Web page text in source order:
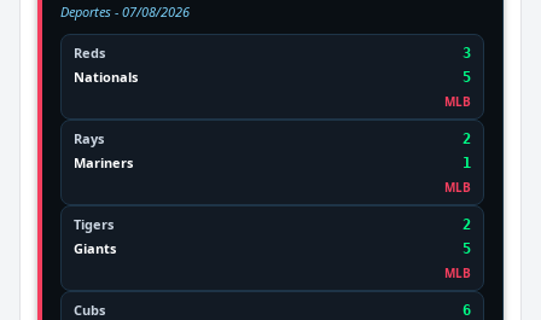
Deportes - 07/08/2026
Reds 3
Nationals
5
MLB
Rays 2
Mariners
1
MLB
Tigers 2
Giants
5
MLB
Cubs 6